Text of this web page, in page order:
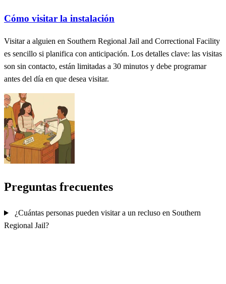
Cómo visitar la instalación
Visitar a alguien en Southern Regional Jail and Correctional Facility
es sencillo si planifica con anticipación. Los detalles clave: las visitas
son sin contacto, están limitadas a 30 minutos y debe programar
antes del día en que desea visitar.
Preguntas frecuentes
¿Cuántas personas pueden visitar a un recluso en Southern
Regional Jail?